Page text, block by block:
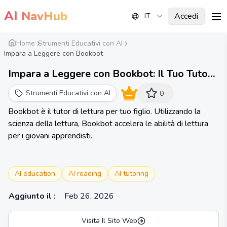
AI NavHub IT Accedi
Home Strumenti Educativi con AI
Impara a Leggere con Bookbot
Impara a Leggere con Bookbot: Il Tuo Tutor
di Lettura AI, Supportato dalla Scienza della
Lettura
Strumenti Educativi con AI 0
Bookbot è il tutor di lettura per tuo figlio. Utilizzando la
scienza della lettura, Bookbot accelera le abilità di lettura
per i giovani apprendisti.
AI education AI reading AI tutoring
Aggiunto il : Feb 26, 2026
Visita Il Sito Web